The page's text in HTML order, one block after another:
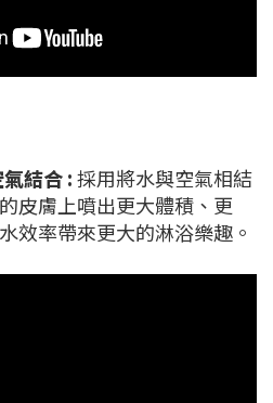
結合 :採用將水與空氣相結
皮膚上噴出更大體積、更
效率帶來更大的淋浴樂趣。